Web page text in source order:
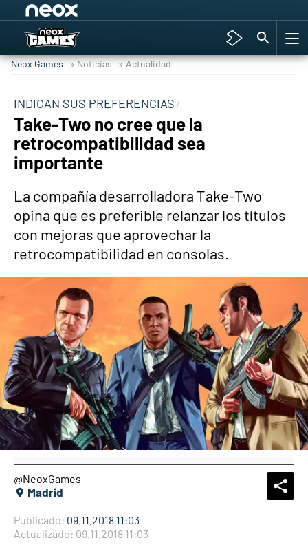
Hyrule Warriors: La Era del Cataclismo
Cyberpunk 2077
Hyrule Warriors
Neox Games » Noticias » Actualidad
INDICAN SUS PREFERENCIAS
Take-Two no cree que la
retrocompatibilidad sea
importante
La compañía desarrolladora Take-Two
opina que es preferible relanzar los títulos
con mejoras que aprovechar la
retrocompatibilidad en consolas.
@NeoxGames
Madrid
Publicado: 09.11.2018 11:03
Actualizado: 09.11.2018 11:03